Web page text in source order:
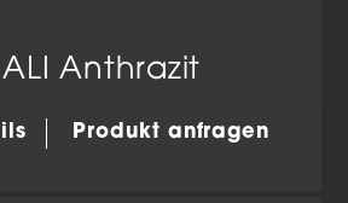
Anthrazit
Produkt anfragen